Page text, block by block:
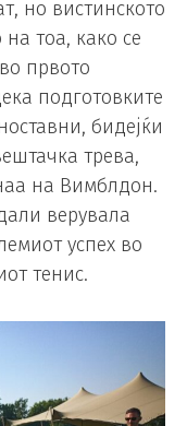
но вистинското
тоа, како се
првото
подготовките
бидејќи
трева,
на Вимблдон.
верувала
успех во
тенис.